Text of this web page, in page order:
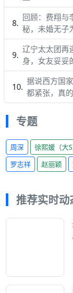
回顾：费翔与
秘，未婚无子
辽宁太太团再
身，女友妥妥
据说西方国
都紧张，真
专题
周深 徐熙媛（大S
罗志祥
赵丽颖
推荐实时动